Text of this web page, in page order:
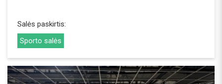
Salės paskirtis:
Sporto salės